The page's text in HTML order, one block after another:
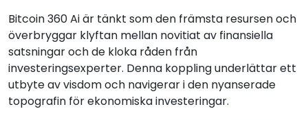
Bitcoin 360 Ai är tänkt som den främsta resursen och
överbryggar klyftan mellan novitiat av finansiella
satsningar och de kloka råden från
investeringsexperter. Denna koppling underlättar ett
utbyte av visdom och navigerar i den nyanserade
topografin för ekonomiska investeringar.